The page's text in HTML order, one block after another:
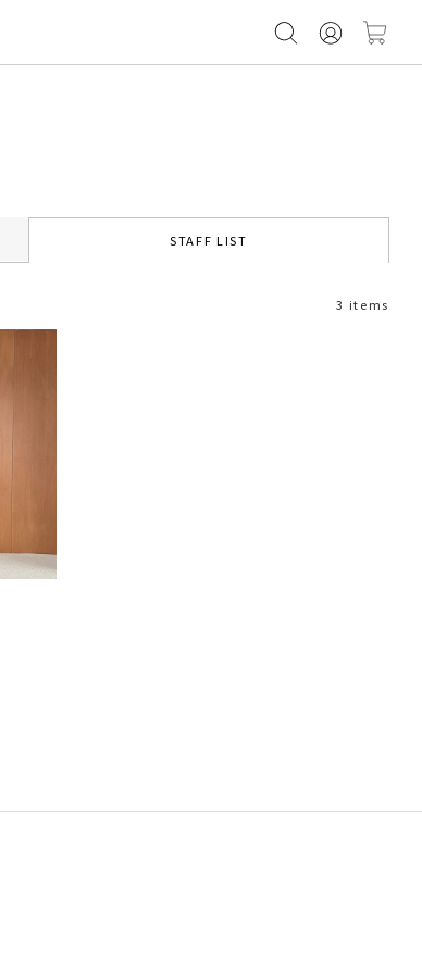
STAFF LIST
3 items